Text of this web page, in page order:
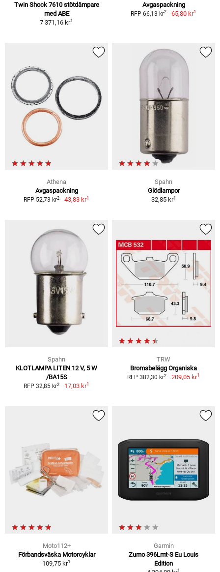
Twin Shock 7610 stötdämpare
med ABE
7 371,16 kr1
Avgaspackning
RFP 66,13 kr2 65,80 kr1
Athena
Avgaspackning
RFP 52,73 kr2 43,83 kr1
Spahn
Glödlampor
32,85 kr1
Spahn
KLOTLAMPA LITEN 12 V, 5 W
/BA15S
RFP 32,85 kr2 17,03 kr1
TRW
Bromsbelägg Organiska
RFP 382,30 kr2 209,05 kr1
Moto112+
Förbandsväska Motorcyklar
109,75 kr1
Garmin
Zumo 396Lmt-S Eu Louis
Edition
1